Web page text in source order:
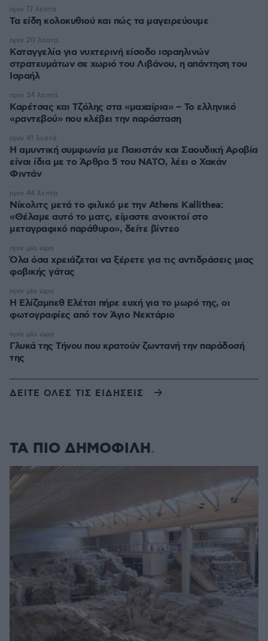
Τα είδη κολοκυθιού και πώς τα μαγειρεύουμε
πριν 17 λεπτά
Καταγγελία για νυχτερινή είσοδο ισραηλινών
στρατευμάτων σε χωριό του Λιβάνου, η απάντηση του
Ισραήλ
πριν 20 λεπτά
Καρέτσας και Τζόλης στα «μαχαίρια» – Το ελληνικό
«ραντεβού» που κλέβει την παράσταση
πριν 34 λεπτά
Η αμυντική συμφωνία με Πακιστάν και Σαουδική Αραβία
είναι ίδια με το Άρθρο 5 του ΝΑΤΟ, λέει ο Χακάν
Φιντάν
πριν 41 λεπτά
Νίκολιτς μετά το φιλικό με την Athens Kallithea:
«Θέλαμε αυτό το ματς, είμαστε ανοικτοί στο
μεταγραφικό παράθυρο», δείτε βίντεο
πριν 44 λεπτά
Όλα όσα χρειάζεται να ξέρετε για τις αντιδράσεις μιας
φοβικής γάτας
πριν μία ώρα
Η Ελίζαμπεθ Ελέτσι πήρε ευχή για το μωρό της, οι
φωτογραφίες από τον Άγιο Νεκτάριο
πριν μία ώρα
Γλυκά της Τήνου που κρατούν ζωντανή την παράδοσή
της
πριν μία ώρα
ΔΕΙΤΕ ΟΛΕΣ ΤΙΣ ΕΙΔΗΣΕΙΣ
ΤΑ ΠΙΟ ΔΗΜΟΦΙΛΗ